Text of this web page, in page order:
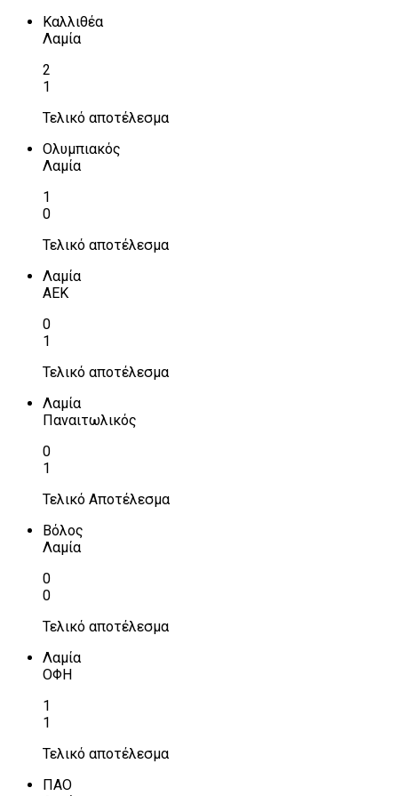
Καλλιθέα
Λαμία
2
1
Τελικό αποτέλεσμα
Ολυμπιακός
Λαμία
1
0
Τελικό αποτέλεσμα
Λαμία
ΑΕΚ
0
1
Τελικό αποτέλεσμα
Λαμία
Παναιτωλικός
0
1
Τελικό Αποτέλεσμα
Βόλος
Λαμία
0
0
Τελικό αποτέλεσμα
Λαμία
ΟΦΗ
1
1
Τελικό αποτέλεσμα
ΠΑΟ